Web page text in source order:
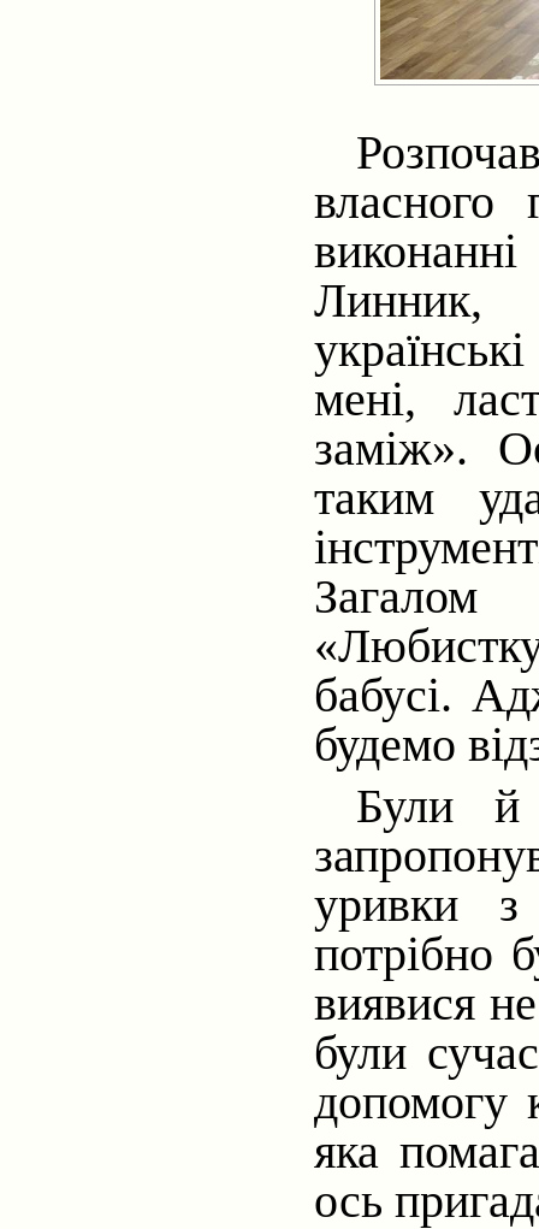
власного
Линник,
мені,
заміж».
таким
Загалом
бабусі.
будемо
Були й
уривки
потрібно
виявися
були
допомогу
яка
ось